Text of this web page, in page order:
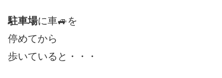
駐車場に車🚙を
停めてから
歩いていると・・・